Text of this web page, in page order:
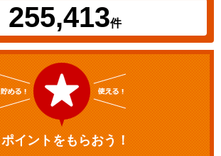
255,413件
ポイントをもらおう！